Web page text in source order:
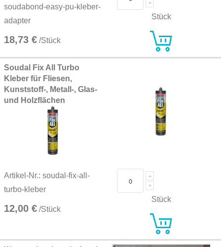
soudabond-easy-pu-kleber-
adapter
18,73 € /Stück
Stück
Soudal Fix All Turbo
Kleber für Fliesen,
Kunststoff-, Metall-, Glas-
und Holzflächen
Artikel-Nr.: soudal-fix-all-
turbo-kleber
12,00 € /Stück
Stück